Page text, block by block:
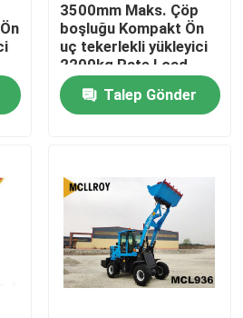
3500mm Maks. Çöp
boşluğu Kompakt Ön
uç tekerlekli yükleyici
2200kg Rate Load
Mini Ön uç tekerlekli
yükleyiciTalep Gönder